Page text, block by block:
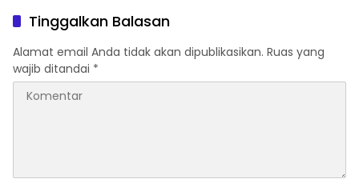
Tinggalkan Balasan
Alamat email Anda tidak akan dipublikasikan. Ruas yang
wajib ditandai *